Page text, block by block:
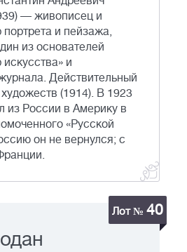
— живописец и
и пейзажа,
из основателей
и
Действительный
(1914). В 1923
из России в Америку в
«Русской
он не вернулся; с
Лот № 40